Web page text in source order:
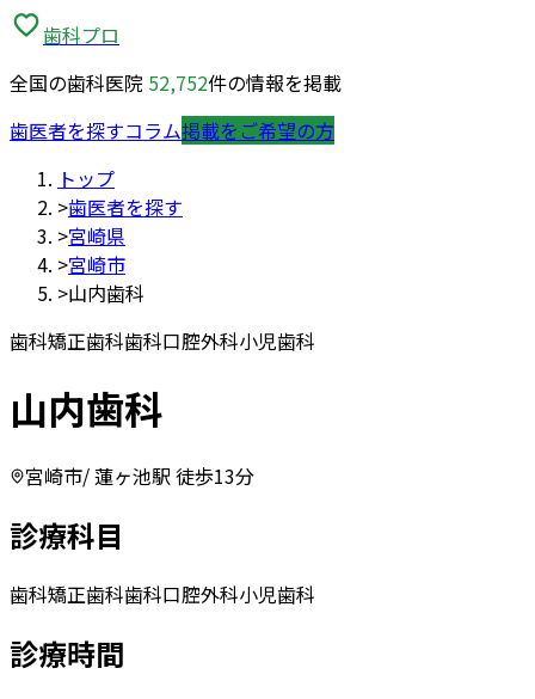
歯科プロ
全国の歯科医院 52,752件の情報を掲載
歯医者を探すコラム掲載をご希望の方
トップ
>歯医者を探す
>宮崎県
>宮崎市
>山内歯科
歯科矯正歯科歯科口腔外科小児歯科
山内歯科
宮崎市/ 蓮ヶ池駅 徒歩13分
診療科目
歯科矯正歯科歯科口腔外科小児歯科
診療時間